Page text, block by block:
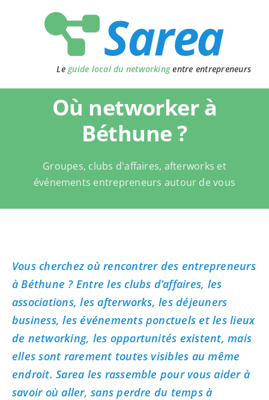
Le guide local du networkingentre entrepreneurs
Où networker à
Béthune ?
Groupes, clubs d'affaires, afterworks et
événements entrepreneurs autour de vous
Vous cherchez où rencontrer des entrepreneurs
à Béthune ? Entre les clubs d’affaires, les
associations, les afterworks, les déjeuners
business, les événements ponctuels et les lieux
de networking, les opportunités existent, mais
elles sont rarement toutes visibles au même
endroit. Sarea les rassemble pour vous aider à
savoir où aller, sans perdre du temps à